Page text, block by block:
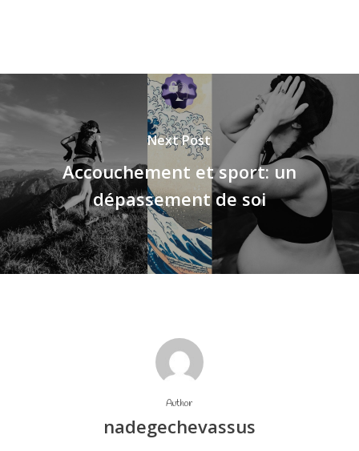
Next Post
Accouchement et sport: un
dépassement de soi
Author
nadegechevassus